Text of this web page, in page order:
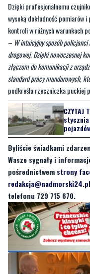
–W intuicyjny sposób policjanci
drogowej. Dzięki nowoczesnej
złączom do komunikacji z
standard pracy mundurowych,
podkreśla rzeczniczka puckiej
CZYTAJ
pojazdów
Byliście świadkami
Wasze sygnały i
pośrednictwemstrony
redakcja@nadmorski24.pl
telefonu 729 715 670.